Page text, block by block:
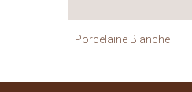
Porcelaine Blanche